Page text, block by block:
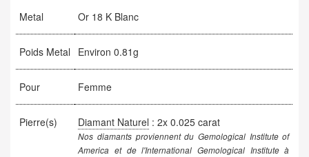
Metal Or 18 K Blanc
Poids Metal Environ 0.81g
Pour Femme
Pierre(s) Diamant Naturel : 2x 0.025 carat
Nos diamants proviennent du Gemological Institute of
America et de l'International Gemological Institute à